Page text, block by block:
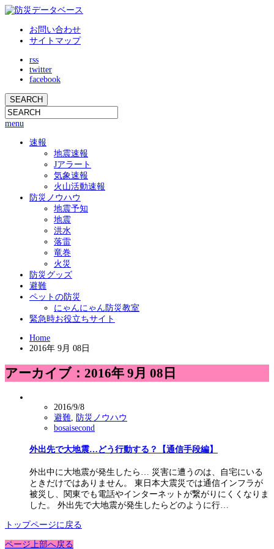
お問い合わせ
サイトマップ
rss
twitter
facebook
menu
速報
地震速報
Jアラート
気象速報
火山活動速報
防災ノウハウ
地震予知
地震
洪水
落雷
竜巻
火災
防災グッズ
避難
ペットの防災
にゃんにゃん防災教室
緊急時お役立ちサイト
Home
2016年 9月 08日
アーカイブ：2016年 9月 08日
2016/9/8
避難
防災ノウハウ
bosaisecond
外出先で大地震…どう行動する？【通信手段編】
外出中に大地震が発生したら… 災害に遭うのは、自宅にいる
ときだけではありません。 東日本大震災では通信インフラが
被災し、関東でも電話やインターネットが繋がりにくくなりま
した。 外出先で大地震が発生したらどのように行…
トップページに戻る
ページ上部へ戻る